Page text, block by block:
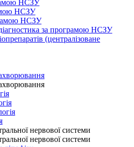
НСЗУ
НСЗУ
НСЗУ
за програмою НСЗУ
(централізоване
нервової системи
нервової системи